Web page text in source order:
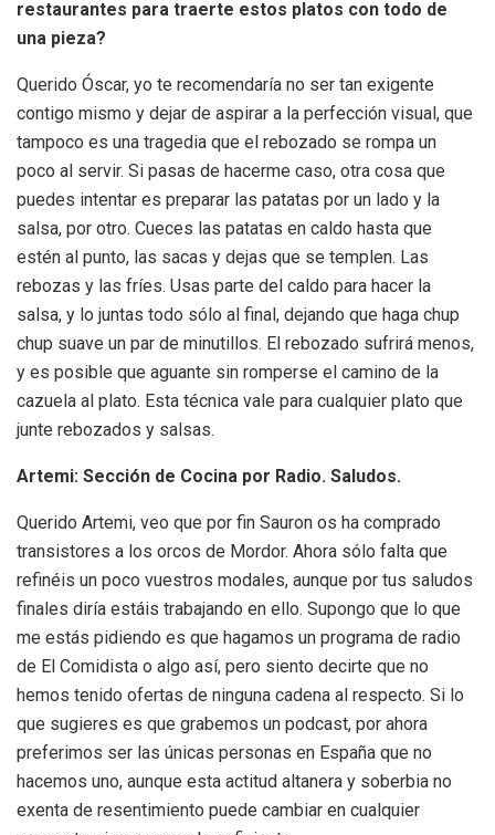
restaurantes para traerte estos platos con todo de
una pieza?
Querido Óscar, yo te recomendaría no ser tan exigente
contigo mismo y dejar de aspirar a la perfección visual, que
tampoco es una tragedia que el rebozado se rompa un
poco al servir. Si pasas de hacerme caso, otra cosa que
puedes intentar es preparar las patatas por un lado y la
salsa, por otro. Cueces las patatas en caldo hasta que
estén al punto, las sacas y dejas que se templen. Las
rebozas y las fríes. Usas parte del caldo para hacer la
salsa, y lo juntas todo sólo al final, dejando que haga chup
chup suave un par de minutillos. El rebozado sufrirá menos,
y es posible que aguante sin romperse el camino de la
cazuela al plato. Esta técnica vale para cualquier plato que
junte rebozados y salsas.
Artemi: Sección de Cocina por Radio. Saludos.
Querido Artemi, veo que por fin Sauron os ha comprado
transistores a los orcos de Mordor. Ahora sólo falta que
refinéis un poco vuestros modales, aunque por tus saludos
finales diría estáis trabajando en ello. Supongo que lo que
me estás pidiendo es que hagamos un programa de radio
de El Comidista o algo así, pero siento decirte que no
hemos tenido ofertas de ninguna cadena al respecto. Si lo
que sugieres es que grabemos un podcast, por ahora
preferimos ser las únicas personas en España que no
hacemos uno, aunque esta actitud altanera y soberbia no
exenta de resentimiento puede cambiar en cualquier